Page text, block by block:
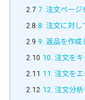
2.7 7. 注文ページ
2.8 8. 注文に対し
2.9 9. 返品を作成
2.10 10. 注文を
2.11 11. 注文を
2.12 12. 注文分